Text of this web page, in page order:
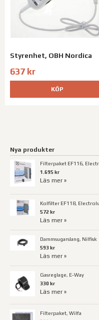
Styrenhet, OBH Nordica
637 kr
KÖP
Nya produkter
Filterpaket EF116,
1.695 kr
Läs mer »
Kolfilter EF118,
572 kr
Läs mer »
Dammsugarslang, Nilfisk
593 kr
Läs mer »
Gasreglage, E-Way
330 kr
Läs mer »
Filterpaket, Wilfa